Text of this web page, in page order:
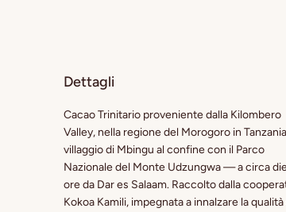
Dettagli
Cacao Trinitario proveniente dalla Kilombero
Valley, nella regione del Morogoro in
villaggio di Mbingu al confine con il Parco
Nazionale del Monte Udzungwa — a circa
ore da Dar es Salaam. Raccolto dalla
Kokoa Kamili, impegnata a innalzare la qualità